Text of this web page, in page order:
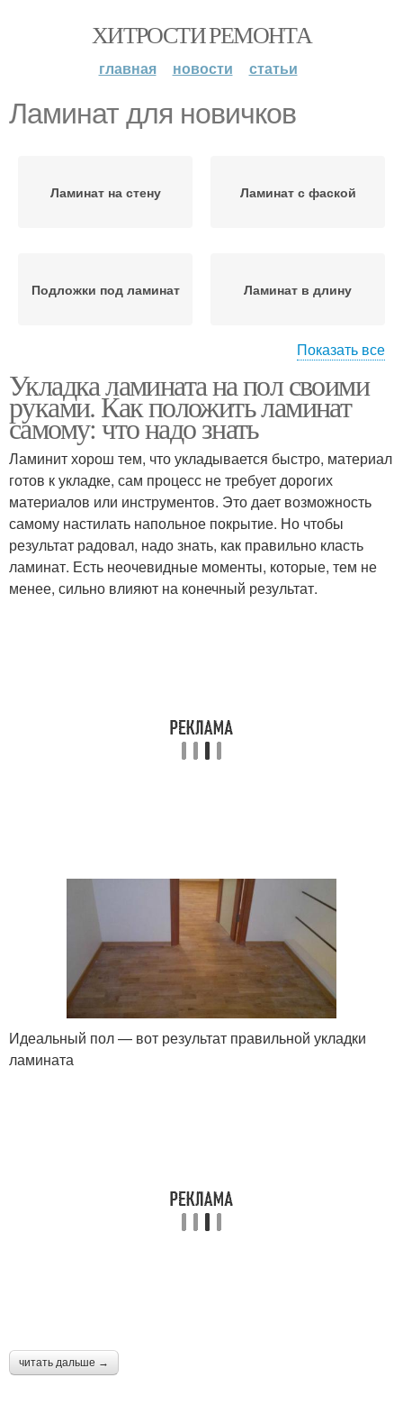
ХИТРОСТИ РЕМОНТА
главная новости статьи
Ламинат для новичков
Ламинат на стену Ламинат с фаской
Подложки под ламинат Ламинат в длину
Ламинат в комнате Ламинат в разбежку
Ламинат по диагонали Ламинат на линолеум
Линолеум на ламинат
Показать все
Укладка ламината на пол своими
руками. Как положить ламинат
самому: что надо знать
Ламинит хорош тем, что укладывается быстро, материал
готов к укладке, сам процесс не требует дорогих
материалов или инструментов. Это дает возможность
самому настилать напольное покрытие. Но чтобы
результат радовал, надо знать, как правильно класть
ламинат. Есть неочевидные моменты, которые, тем не
менее, сильно влияют на конечный результат.
Идеальный пол — вот результат правильной укладки
ламината
читать дальше →